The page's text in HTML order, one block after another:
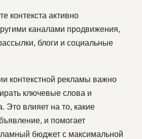
контекста активно
каналами продвижения,
блоги и социальные
контекстной рекламы важно
ключевые слова и
Это влияет на то, какие
и помогает
бюджет с максимальной